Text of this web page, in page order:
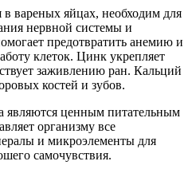
вареных яйцах, необходим для
нервной системы и
предотвратить анемию и
клеток. Цинк укрепляет
заживлению ран. Кальций
костей и зубов.
являются ценным питательным
организму все
и микроэлементы для
самочувствия.